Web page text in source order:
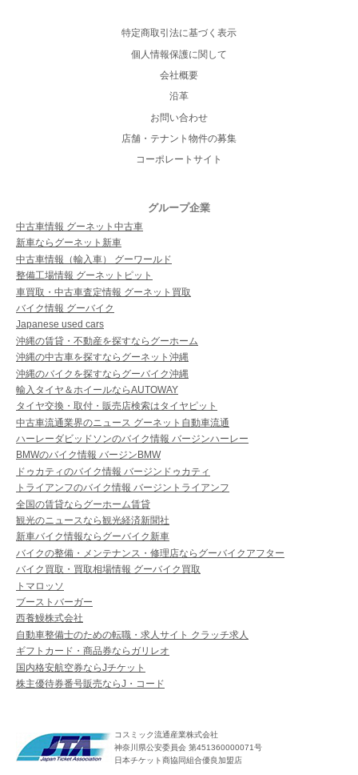
特定商取引法に基づく表示
個人情報保護に関して
会社概要
沿革
お問い合わせ
店舗・テナント物件の募集
コーポレートサイト
グループ企業
中古車情報 グーネット中古車
新車ならグーネット新車
中古車情報（輸入車） グーワールド
整備工場情報 グーネットピット
車買取・中古車査定情報 グーネット買取
バイク情報 グーバイク
Japanese used cars
沖縄の賃貸・不動産を探すならグーホーム
沖縄の中古車を探すならグーネット沖縄
沖縄のバイクを探すならグーバイク沖縄
輸入タイヤ＆ホイールならAUTOWAY
タイヤ交換・取付・販売店検索はタイヤピット
中古車流通業界のニュース グーネット自動車流通
ハーレーダビッドソンのバイク情報 バージンハーレー
BMWのバイク情報 バージンBMW
ドゥカティのバイク情報 バージンドゥカティ
トライアンフのバイク情報 バージントライアンフ
全国の賃貸ならグーホーム賃貸
観光のニュースなら観光経済新聞社
新車バイク情報ならグーバイク新車
バイクの整備・メンテナンス・修理店ならグーバイクアフター
バイク買取・買取相場情報 グーバイク買取
トマロッソ
ブーストバーガー
西養鰻株式会社
自動車整備士のための転職・求人サイト クラッチ求人
ギフトカード・商品券ならガリレオ
国内格安航空券ならJチケット
株主優待券番号販売ならJ・コード
コスミック流通産業株式会社
神奈川県公安委員会 第451360000071号
日本チケット商協同組合優良加盟店